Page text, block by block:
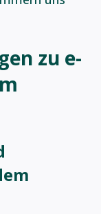
zu e-